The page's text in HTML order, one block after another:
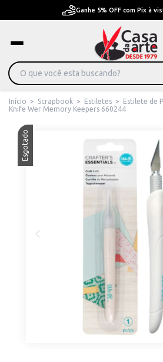
Pague em Até 6x
Início > Scrapbook > Estiletes >
Estilete de
Knife Wer Memory Keepers 660244
Esgotado